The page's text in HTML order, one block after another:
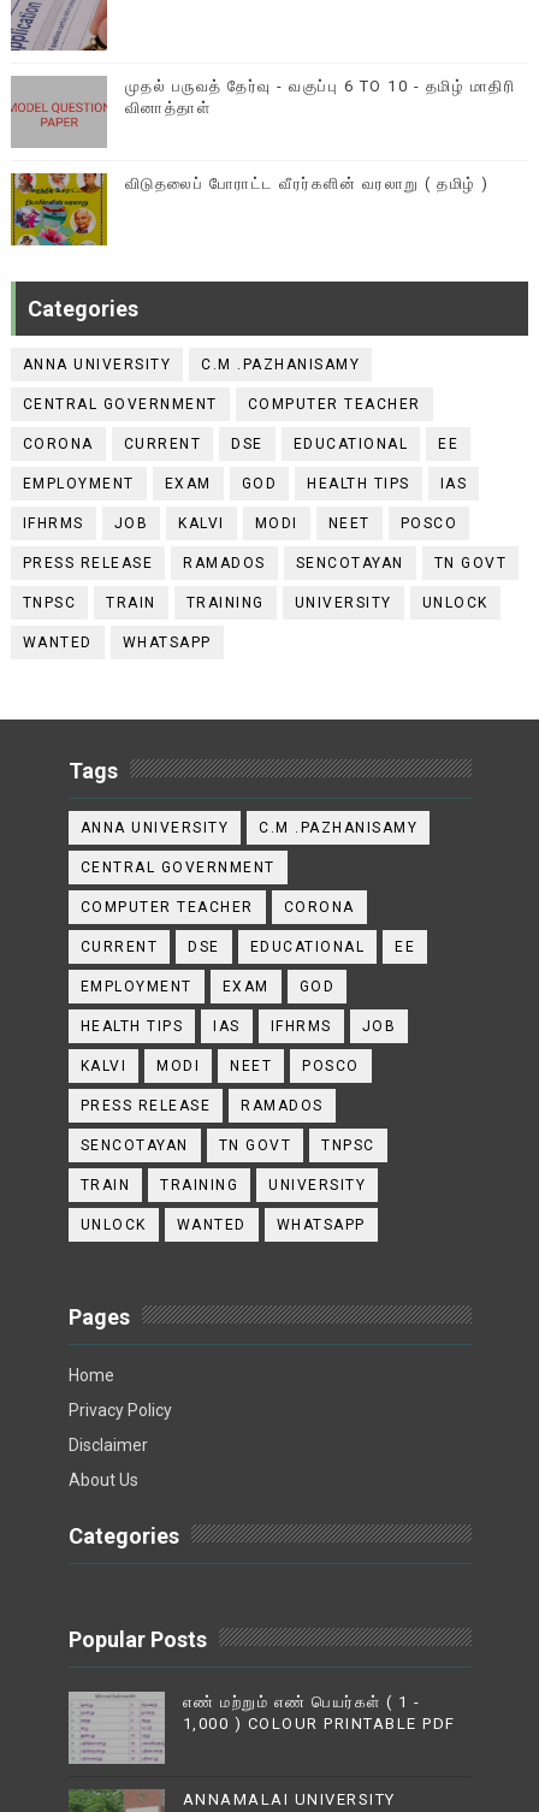
முதல் பருவத் தேர்வு - வகுப்பு 6 TO 10 - தமிழ் மாதிரி
வினாத்தாள்
விடுதலைப் போராட்ட வீரர்களின் வரலாறு ( தமிழ் )
Categories
ANNA UNIVERSITY C.M .PAZHANISAMY
CENTRAL GOVERNMENT COMPUTER TEACHER
CORONA CURRENT DSE EDUCATIONAL EE
EMPLOYMENT EXAM GOD HEALTH TIPS IAS
IFHRMS JOB KALVI MODI NEET POSCO
PRESS RELEASE RAMADOS SENCOTAYAN TN GOVT
TNPSC TRAIN TRAINING UNIVERSITY UNLOCK
WANTED WHATSAPP
Tags
ANNA UNIVERSITY C.M .PAZHANISAMY
CENTRAL GOVERNMENT
COMPUTER TEACHER CORONA
CURRENT DSE EDUCATIONAL EE
EMPLOYMENT EXAM GOD
HEALTH TIPS IAS IFHRMS JOB
KALVI MODI NEET POSCO
PRESS RELEASE RAMADOS
SENCOTAYAN TN GOVT TNPSC
TRAIN TRAINING UNIVERSITY
UNLOCK WANTED WHATSAPP
Pages
Home
Privacy Policy
Disclaimer
About Us
Categories
Popular Posts
எண் மற்றும் எண் பெயர்கள் ( 1 -
1,000 ) COLOUR PRINTABLE PDF
ANNAMALAI UNIVERSITY